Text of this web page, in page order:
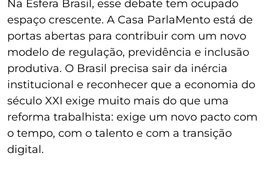
Na Esfera Brasil, esse debate tem ocupado
espaço crescente. A Casa ParlaMento está de
portas abertas para contribuir com um novo
modelo de regulação, previdência e inclusão
produtiva. O Brasil precisa sair da inércia
institucional e reconhecer que a economia do
século XXI exige muito mais do que uma
reforma trabalhista: exige um novo pacto com
o tempo, com o talento e com a transição
digital.